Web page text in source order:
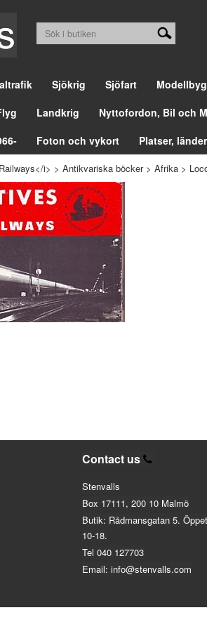
Sjökrig Sjöfart
Landkrig Nyttofordon, Bil och
Foton och vykort Platser,
i> > Antikvariska böcker> Afrika >
Contact us
Stenvalls
Box 17111, 200 10 Malmö
Butik: Rådmansgatan 5.
10-18.
Tel 040 127703
Email: info@stenvalls.com